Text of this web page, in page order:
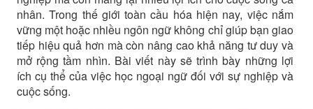
nhân. Trong thế giới toàn cầu hóa hiện nay, việc nắm
vững một hoặc nhiều ngôn ngữ không chỉ giúp bạn giao
tiếp hiệu quả hơn mà còn nâng cao khả năng tư duy và
mở rộng tầm nhìn. Bài viết này sẽ trình bày những lợi
ích cụ thể của việc học ngoại ngữ đối với sự nghiệp và
cuộc sống.